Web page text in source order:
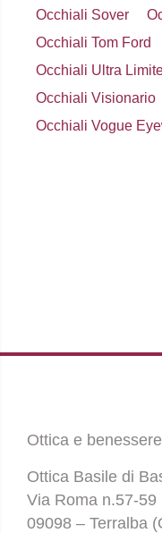
Occhiali Sover
Occhiali Tom Ford
Occhiali Ultra
Occhiali Visionario
Occhiali Vogue
Ottica e
Ottica Basile di
Via Roma n.57-59
09098 – Terralba